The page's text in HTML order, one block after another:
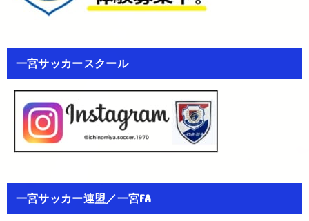
一宮サッカースクール
一宮サッカー連盟／一宮FA